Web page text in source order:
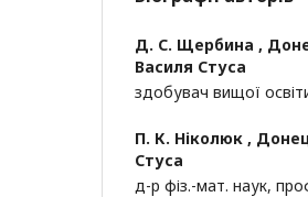
Д. С. Щербина ,
Василя Стуса
здобувач вищої
П. К. Ніколюк ,
Стуса
д-р фіз.-мат. наук,